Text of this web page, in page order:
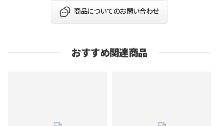
商品についてのお問い合わせ
おすすめ関連商品